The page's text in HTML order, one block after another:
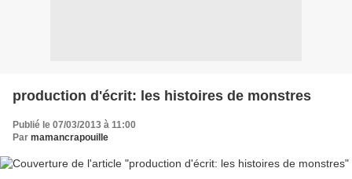
production d'écrit: les histoires de monstres
Publié le 07/03/2013 à 11:00
Par mamancrapouille